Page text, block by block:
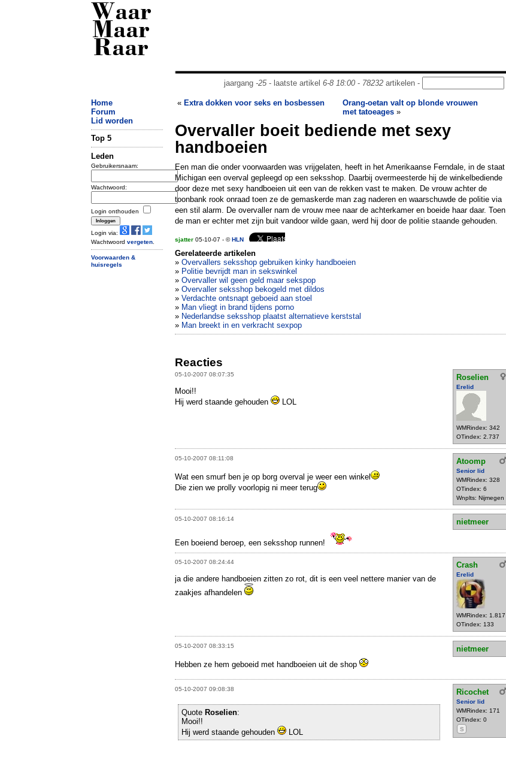
Waar
Maar
Raar
jaargang -25- laatste artikel 6-8 18:00- 78232artikelen -
Home
Forum
Lid worden
Top 5
Leden
Gebruikersnaam:
Wachtwoord:
Login onthouden
Login via:
Wachtwoord vergeten
Voorwaarden &
huisregels
« Extra dokken voor seks en bosbessen
Orang-oetan valt op blonde vrouwen
met tatoeages »
Overvaller boeit bediende met sexy
handboeien
Een man die onder voorwaarden was vrijgelaten, heeft in het Amerikaanse Ferndale, in de staat
Michigan een overval gepleegd op een seksshop. Daarbij overmeesterde hij de winkelbediende
door deze met sexy handboeien uit een van de rekken vast te maken. De vrouw achter de
toonbank rook onraad toen ze de gemaskerde man zag naderen en waarschuwde de politie via
een stil alarm. De overvaller nam de vrouw mee naar de achterkamer en boeide haar daar. Toen
de man er echter met zijn buit vandoor wilde gaan, werd hij door de politie staande gehouden.
sjatter 05-10-07 - ©HLN
Gerelateerde artikelen
» Overvallers seksshop gebruiken kinky handboeien
» Politie bevrijdt man in sekswinkel
» Overvaller wil geen geld maar sekspop
» Overvaller seksshop bekogeld met dildos
» Verdachte ontsnapt geboeid aan stoel
» Man vliegt in brand tijdens porno
» Nederlandse seksshop plaatst alternatieve kerststal
» Man breekt in en verkracht sexpop
Reacties
05-10-2007 08:07:35 Roselien
Erelid
WMRindex: 342
OTindex: 2.737
Mooi!!
Hij werd staande gehouden
LOL
05-10-2007 08:11:08 Atoomp
Senior lid
WMRindex: 328
OTindex: 6
Wnplts: Nijmegen
Wat een smurf ben je op borg overval je weer een winkel
Die zien we prolly voorlopig ni meer terug
05-10-2007 08:16:14 nietmeer
Een boeiend beroep, een seksshop runnen!
05-10-2007 08:24:44 Crash
Erelid
WMRindex: 1.817
OTindex: 133
ja die andere handboeien zitten zo rot, dit is een veel nettere manier van de
zaakjes afhandelen
05-10-2007 08:33:15
nietmeer
Hebben ze hem geboeid met handboeien uit de shop
05-10-2007 09:08:38 Ricochet
Senior lid
WMRindex: 171
OTindex: 0
S
Quote Roselien:
Mooi!!
Hij werd staande gehouden
LOL